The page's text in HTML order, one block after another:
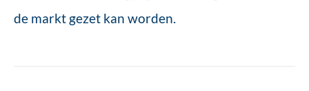
de markt gezet kan worden.